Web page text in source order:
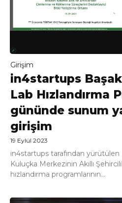
Girişim
in4startups
Lab Hızlandırma
gününde sunum
girişim
19 Eylül 2023
in4startups tarafından
Kuluçka Merkezinin Akıllı
hızlandırma programlarının...